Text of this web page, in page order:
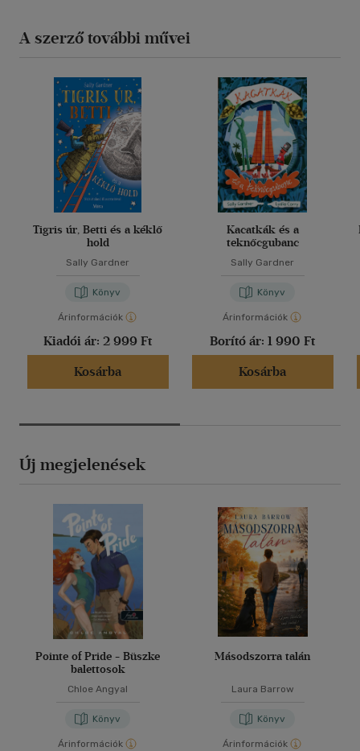
A szerző további művei
Tigris úr, Betti és a kéklő
hold
Sally Gardner
Könyv
Árinformációk
Kiadói ár: 2 999 Ft
Kosárba
Kacatkák és a
teknőcgubanc
Sally Gardner
Könyv
Árinformációk
Borító ár: 1 990 Ft
Kosárba
Új megjelenések
Pointe of Pride - Büszke
balettosok
Chloe Angyal
Könyv
Árinformációk
Másodszorra talán
Laura Barrow
Könyv
Árinformációk